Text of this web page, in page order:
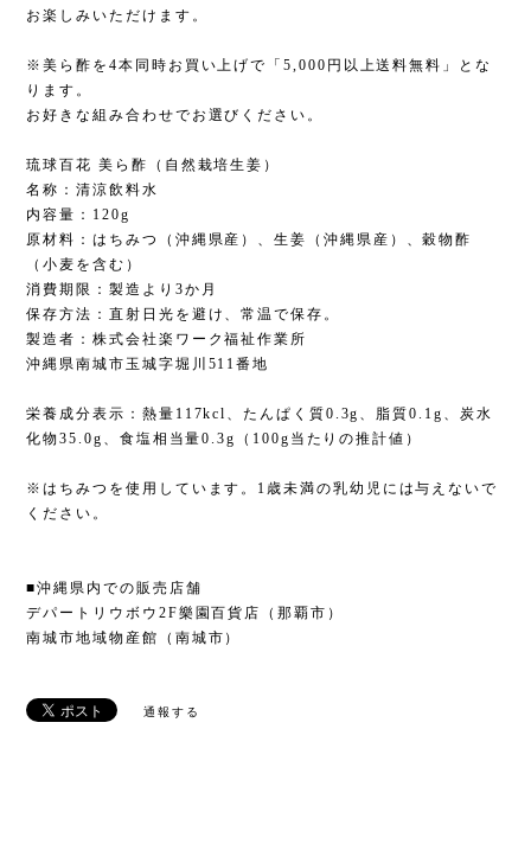
お楽しみいただけます。
※美ら酢を4本同時お買い上げで「5,000円以上送料無料」とな
ります。
お好きな組み合わせでお選びください。
琉球百花 美ら酢（自然栽培生姜）
名称：清涼飲料水
内容量：120g
原材料：はちみつ（沖縄県産）、生姜（沖縄県産）、穀物酢
（小麦を含む）
消費期限：製造より3か月
保存方法：直射日光を避け、常温で保存。
製造者：株式会社楽ワーク福祉作業所
沖縄県南城市玉城字堀川511番地
栄養成分表示：熱量117kcl、たんぱく質0.3g、脂質0.1g、炭水
化物35.0g、食塩相当量0.3g（100g当たりの推計値）
※はちみつを使用しています。1歳未満の乳幼児には与えないで
ください。
■沖縄県内での販売店舗
デパートリウボウ2F樂園百貨店（那覇市）
南城市地域物産館（南城市）
通報する